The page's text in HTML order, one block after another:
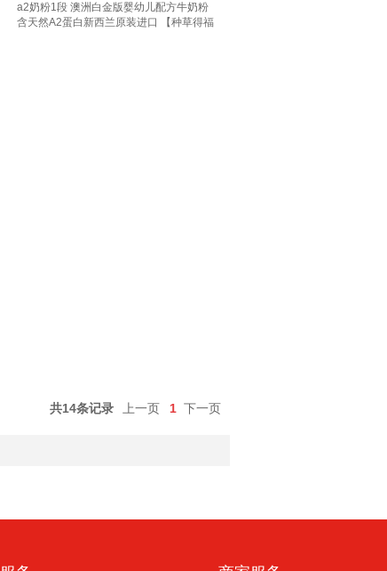
a2奶粉1段 澳洲白金版婴幼儿配方牛奶粉
含天然A2蛋白新西兰原装进口 【种草得福
共14条记录 上一页 1 下一页